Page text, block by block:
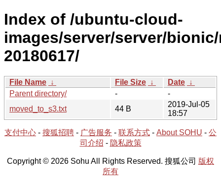
Index of /ubuntu-cloud-
images/server/server/
20180617/
File Name ↓ File Size ↓ Date ↓
Parent directory/
-
-
moved_to_s3.txt
44 B
2019-Jul-05
18:57
支付中心 - 搜狐招聘 - 广告服务 - 联系方式 - About SOHU - 公
司介绍 - 隐私政策
Copyright © 2026 Sohu All Rights Reserved. 搜狐公司 版权
所有